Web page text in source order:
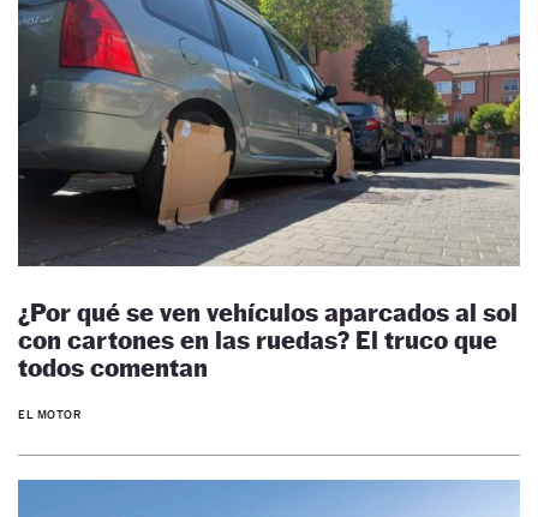
¿Por qué se ven vehículos aparcados al sol
con cartones en las ruedas? El truco que
todos comentan
EL MOTOR